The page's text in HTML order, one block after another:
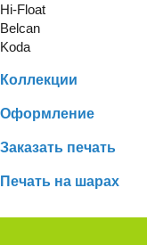
Hi-Float
Belcan
Koda
Коллекции
Оформление
Заказать печать
Печать на шарах